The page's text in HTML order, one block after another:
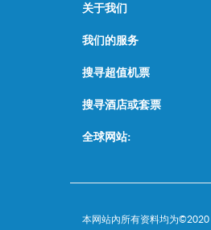
关于我们
我们的服务
搜寻超值机票
搜寻酒店或套票
全球网站:
本网站內所有资料均为©2020